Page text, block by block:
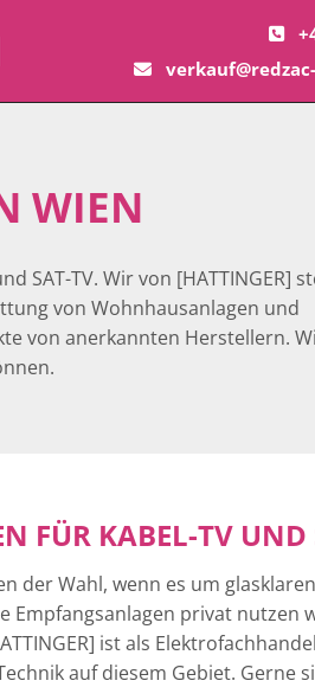


WIEN
SAT-TV. Wir von [HATTINGER]
von Wohnhausanlagen und
von anerkannten Herstellern.
FÜR KABEL-TV UND
der Wahl, wenn es um
Empfangsanlagen privat nutzen
ist als
auf diesem Gebiet. Gerne